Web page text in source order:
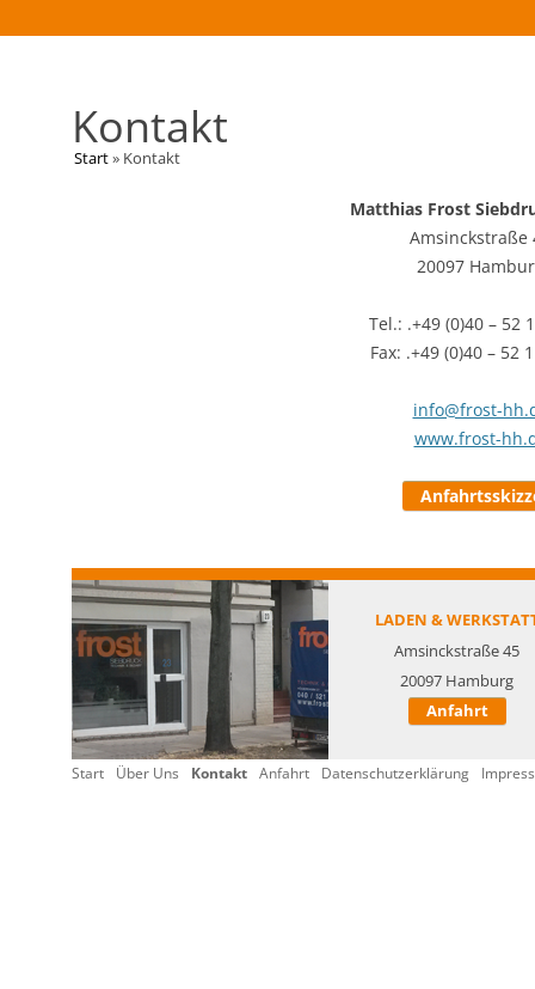
Kontakt
Start» Kontakt
Matthias Frost
Amsinckstraße
20097
Tel.: .+49 (0)40 – 52
Fax: .+49 (0)40 – 52
info@frost-
www.frost-
LADEN &
Amsinckstraße 45
20097 Hamburg
Anfahrt
Start Über Uns Kontakt Anfahrt Datenschutzerklärung